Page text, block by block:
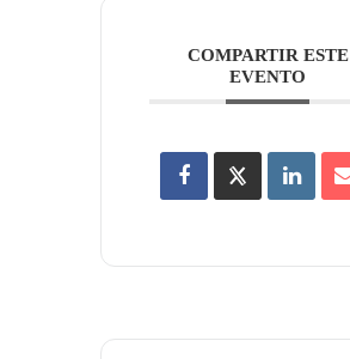
COMPARTIR ESTE
EVENTO